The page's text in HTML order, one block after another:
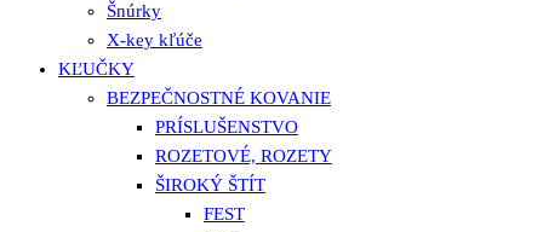
Šnúrky
X-key kľúče
KĽUČKY
BEZPEČNOSTNÉ KOVANIE
PRÍSLUŠENSTVO
ROZETOVÉ, ROZETY
ŠIROKÝ ŠTÍT
FEST